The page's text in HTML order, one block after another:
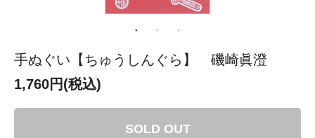
手ぬぐい【ちゅうしんぐら】 磯崎眞澄
1,760円(税込)
SOLD OUT